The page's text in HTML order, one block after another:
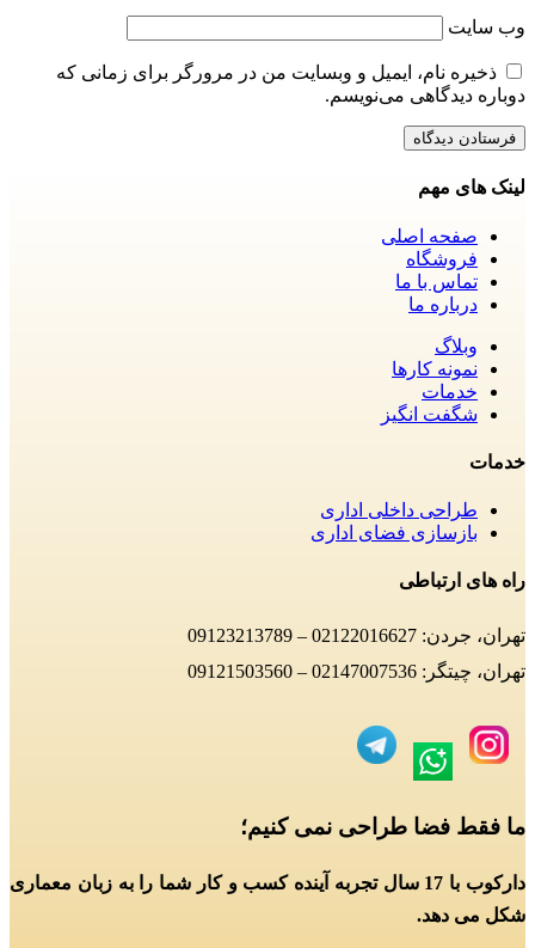
وب‌ سایت
ذخیره نام، ایمیل و وبسایت من در مرورگر برای زمانی که
دوباره دیدگاهی می‌نویسم.
لینک های مهم
صفحه اصلی
فروشگاه
تماس با ما
درباره ما
وبلاگ
نمونه کارها
خدمات
شگفت انگیز
خدمات
طراحی داخلی اداری
بازسازی فضای اداری
راه های ارتباطی
تهران، جردن: 02122016627 – 09123213789
تهران، چیتگر: 02147007536 – 09121503560
ما فقط فضا طراحی نمی کنیم؛
دارکوب با 17 سال تجربه آینده کسب و کار شما را به زبان معماری
شکل می دهد.